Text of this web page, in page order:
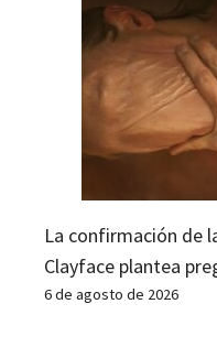
La confirmación de
Clayface plantea
6 de agosto de 2026